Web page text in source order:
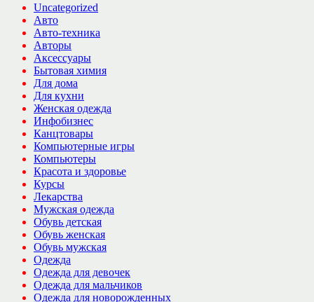
Uncategorized
Авто
Авто-техника
Авторы
Аксессуары
Бытовая химия
Для дома
Для кухни
Женская одежда
Инфобизнес
Канцтовары
Компьютерные игры
Компьютеры
Красота и здоровье
Курсы
Лекарства
Мужская одежда
Обувь детская
Обувь женская
Обувь мужская
Одежда
Одежда для девочек
Одежда для мальчиков
Одежда для новорожденных